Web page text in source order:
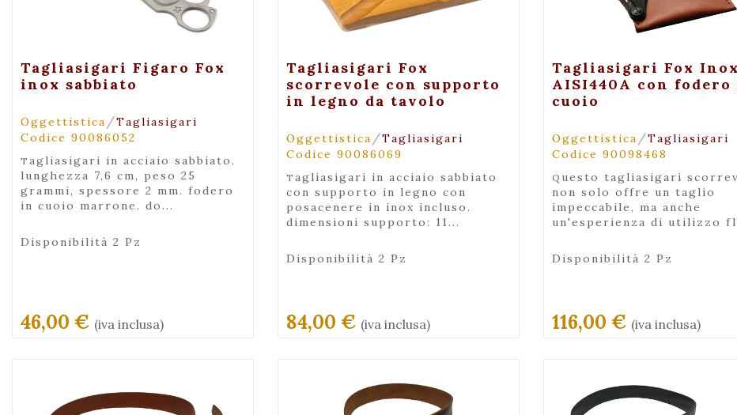
+ Visualizza
Tagliasigari Figaro Fox
inox sabbiato
Oggettistica /Tagliasigari
Codice 90086052
tagliasigari in acciaio sabbiato.
lunghezza 7,6 cm, peso 25
grammi, spessore 2 mm. fodero
in cuoio marrone. do...
Disponibilità 2 Pz
46,00 € (iva inclusa)
+ Visualizza
Tagliasigari Fox
scorrevole con supporto
in legno da tavolo
Oggettistica /Tagliasigari
Codice 90086069
tagliasigari in acciaio sabbiato
con supporto in legno con
posacenere in inox incluso.
dimensioni supporto: 11...
Disponibilità 2 Pz
84,00 € (iva inclusa)
+ Visualizza
Tagliasigari Fox Inox
AISI440A con fodero
cuoio
Oggettistica /Tagliasigari
Codice 90098468
questo tagliasigari scorrevole
non solo offre un taglio
impeccabile, ma anche
un'esperienza di utilizzo
Disponibilità 2 Pz
116,00 € (iva inclusa)